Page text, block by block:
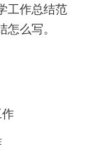
工作总结范
么写。